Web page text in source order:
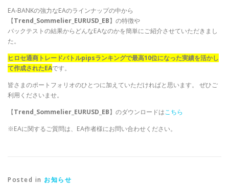
EA-BANKの強力なEAのラインナップの中から
【Trend_Sommelier_EURUSD_EB】の特徴や
バックテストの結果からどんなEAなのかを簡単にご紹介させていただきまし
た。
ヒロセ通商トレードバトルpipsランキングで最高10位になった実績を活かし
て作成されたEAです。
皆さまのポートフォリオのひとつに加えていただければと思います。 ぜひご
利用くださいませ。
【Trend_Sommelier_EURUSD_EB】のダウンロードはこちら
※EAに関するご質問は、EA作者様にお問い合わせください。
Posted in お知らせ